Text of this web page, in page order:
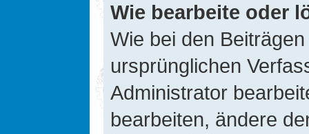
Wie bearbeite oder
Wie bei den
ursprünglichen
Administrator
bearbeiten, ändere